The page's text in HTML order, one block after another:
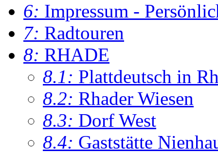
6: Impressum -
7: Radtouren
8: RHADE
8.1: Plattdeutsch in
8.2: Rhader Wiesen
8.3: Dorf West
8.4: Gaststätte